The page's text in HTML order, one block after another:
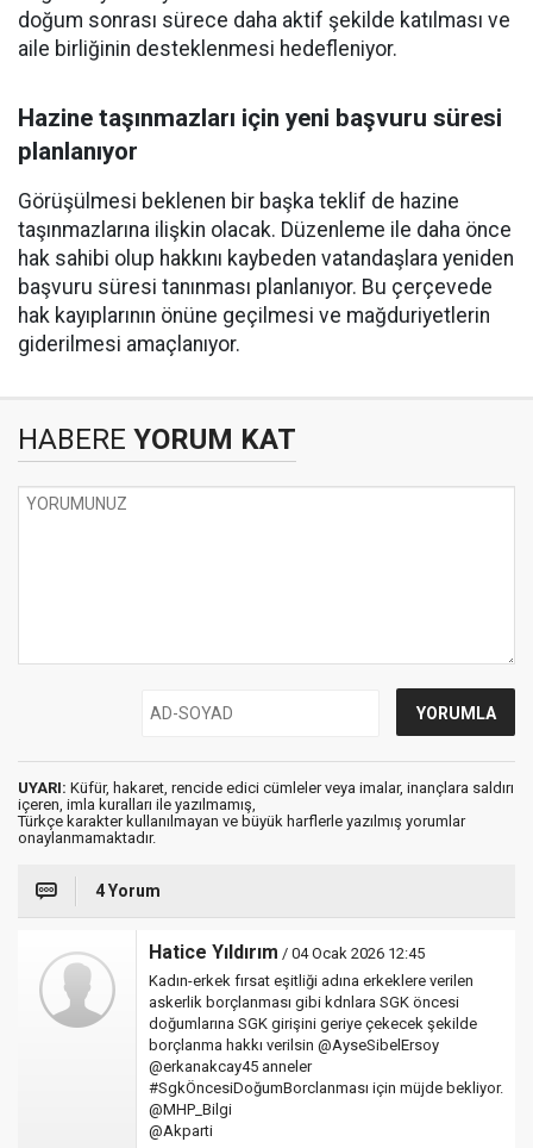
doğum sonrası sürece daha aktif şekilde katılması ve
aile birliğinin desteklenmesi hedefleniyor.
Hazine taşınmazları için yeni başvuru süresi
planlanıyor
Görüşülmesi beklenen bir başka teklif de hazine
taşınmazlarına ilişkin olacak. Düzenleme ile daha önce
hak sahibi olup hakkını kaybeden vatandaşlara yeniden
başvuru süresi tanınması planlanıyor. Bu çerçevede
hak kayıplarının önüne geçilmesi ve mağduriyetlerin
giderilmesi amaçlanıyor.
HABERE YORUM KAT
UYARI: Küfür, hakaret, rencide edici cümleler veya imalar, inançlara saldırı
içeren, imla kuralları ile yazılmamış,
Türkçe karakter kullanılmayan ve büyük harflerle yazılmış yorumlar
onaylanmamaktadır.
4 Yorum
Hatice Yıldırım / 04 Ocak 2026 12:45
Kadın-erkek fırsat eşitliği adına erkeklere verilen
askerlik borçlanması gibi kdnlara SGK öncesi
doğumlarına SGK girişini geriye çekecek şekilde
borçlanma hakkı verilsin @AyseSibelErsoy
@erkanakcay45 anneler
#SgkÖncesiDoğumBorclanması için müjde bekliyor.
@MHP_Bilgi
@Akparti